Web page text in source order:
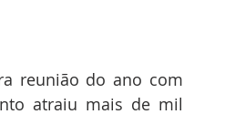
reunião do ano com
atraiu mais de mil